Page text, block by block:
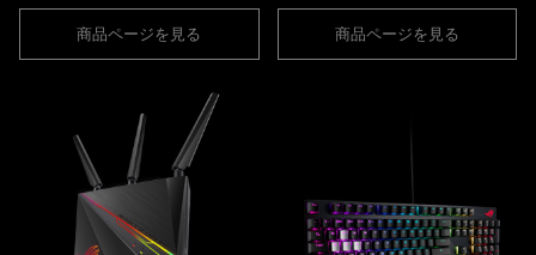
商品ページを見る 商品ページを見る